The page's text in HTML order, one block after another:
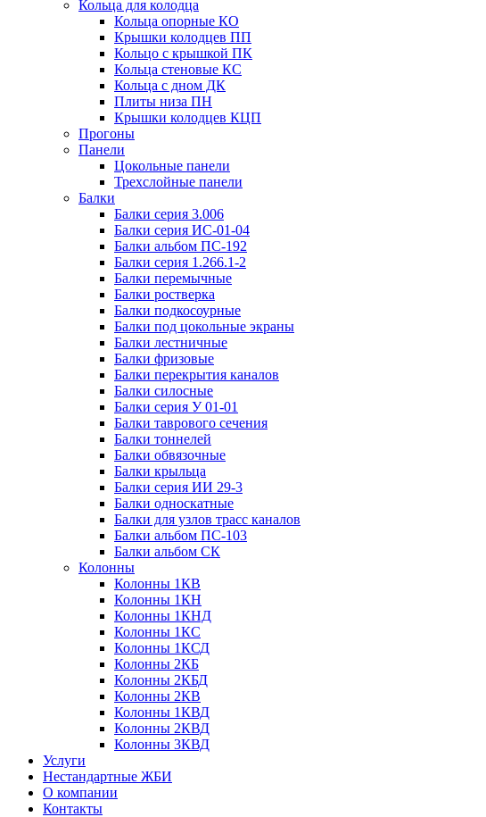
Кольца для колодца
Кольца опорные КО
Крышки колодцев ПП
Кольцо с крышкой ПК
Кольца стеновые КС
Кольца с дном ДК
Плиты низа ПН
Крышки колодцев КЦП
Прогоны
Панели
Цокольные панели
Трехслойные панели
Балки
Балки серия 3.006
Балки серия ИС-01-04
Балки альбом ПС-192
Балки серия 1.266.1-2
Балки перемычные
Балки ростверка
Балки подкосоурные
Балки под цокольные экраны
Балки лестничные
Балки фризовые
Балки перекрытия каналов
Балки силосные
Балки серия У 01-01
Балки таврового сечения
Балки тоннелей
Балки обвязочные
Балки крыльца
Балки серия ИИ 29-3
Балки односкатные
Балки для узлов трасс каналов
Балки альбом ПС-103
Балки альбом СК
Колонны
Колонны 1КВ
Колонны 1КН
Колонны 1КНД
Колонны 1КС
Колонны 1КСД
Колонны 2КБ
Колонны 2КБД
Колонны 2КВ
Колонны 1КВД
Колонны 2КВД
Колонны 3КВД
Услуги
Нестандартные ЖБИ
О компании
Контакты